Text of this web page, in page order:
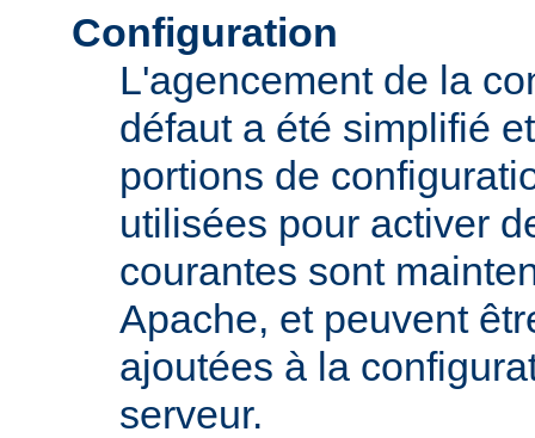
Configuration
L'agencement de la
défaut a été simplifié
portions de
utilisées pour activer
courantes sont
Apache, et peuvent
ajoutées à la
serveur.